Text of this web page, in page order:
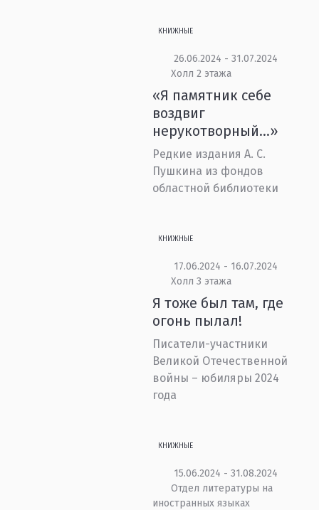
КНИЖНЫЕ
26.06.2024 - 31.07.2024
Холл 2 этажа
«Я памятник себе
воздвиг
нерукотворный…»
Редкие издания А. С.
Пушкина из фондов
областной библиотеки
КНИЖНЫЕ
17.06.2024 - 16.07.2024
Холл 3 этажа
Я тоже был там, где
огонь пылал!
Писатели-участники
Великой Отечественной
войны – юбиляры 2024
года
КНИЖНЫЕ
15.06.2024 - 31.08.2024
Отдел литературы на
иностранных языках